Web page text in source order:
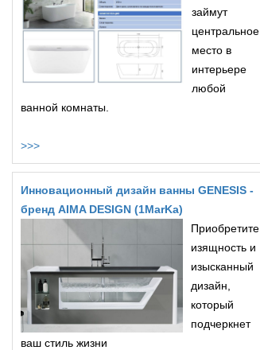
займут
центральное
место в
интерьере
любой
ванной комнаты.
>>>
Инновационный дизайн ванны GENESIS -
бренд AIMA DESIGN (1MarKa)
Приобретите
изящность и
изысканный
дизайн,
который
подчеркнет
ваш стиль жизни